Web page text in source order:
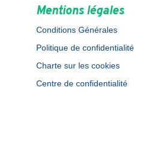
Mentions légales
Conditions Générales
Politique de confidentialité
Charte sur les cookies
Centre de confidentialité